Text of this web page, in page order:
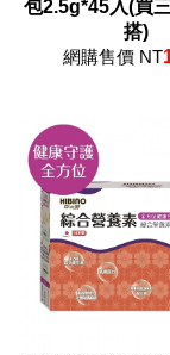
包2.5g*45入(買
搭)
網購售價 NT